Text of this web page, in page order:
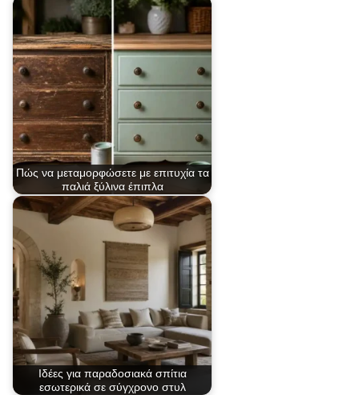
Πώς να μεταμορφώσετε με επιτυχία τα
παλιά ξύλινα έπιπλα
Ιδέες για παραδοσιακά σπίτια
εσωτερικά σε σύγχρονο στυλ